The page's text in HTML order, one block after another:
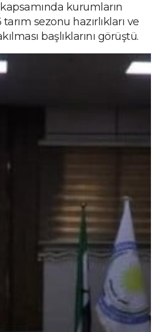
kurumların
sezonu hazırlıkları ve
başlıklarını görüştü.